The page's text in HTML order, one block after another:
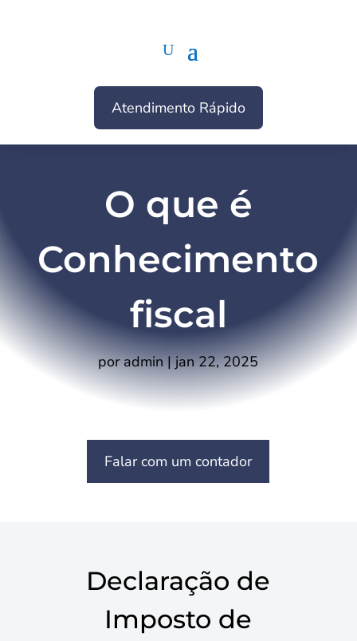
Atendimento Rápido
O que é
Conhecimento
fiscal
poradmin|jan 22, 2025
Falar com um contador
Declaração de
Imposto de